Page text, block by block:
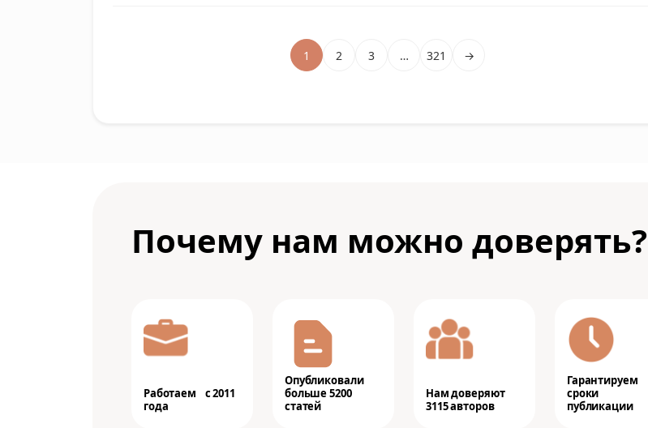
1 2 3 … 321 →
Почему нам можно доверять?
Работаем с 2011
года
Опубликовали
больше 5200
статей
Нам доверяют
3115 авторов
Гарантируем
сроки
публикации